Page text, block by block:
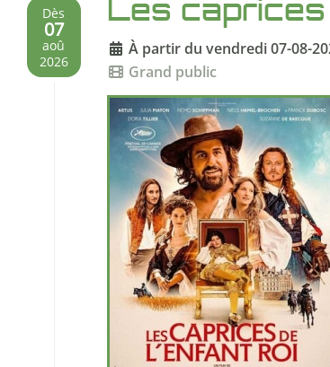
Dès
07
aoû
2026
Les
À partir du vendredi 07-08-
Grand public